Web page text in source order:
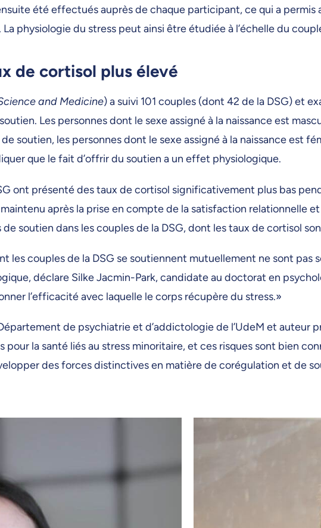
été effectués auprès de chaque participant, ce qui a
physiologie du stress peut ainsi être étudiée à l’échelle du
de cortisol plus élevé
and Medicine) a suivi 101 couples (dont 42 de la DSG) et
Les personnes dont le sexe assigné à la naissance est
de soutien, les personnes dont le sexe assigné à la naissance est
que le fait d’offrir du soutien a un effet physiologique.
ont présenté des taux de cortisol significativement plus bas
après la prise en compte de la satisfaction relationnelle
soutien dans les couples de la DSG, dont les taux de cortisol
les couples de la DSG se soutiennent mutuellement ne sont
déclare Silke Jacmin-Park, candidate au doctorat en
l’efficacité avec laquelle le corps récupère du stress.»
de psychiatrie et d’addictologie de l’UdeM et
pour la santé liés au stress minoritaire, et ces risques sont bien
des forces distinctives en matière de corégulation et de